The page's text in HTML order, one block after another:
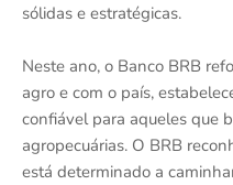
sólidas e estratégicas.
Neste ano, o Banco BRB
agro e com o país,
confiável para aqueles que
agropecuárias. O BRB
está determinado a